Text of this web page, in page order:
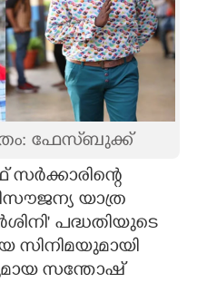
ഫേസ്‌ബുക്ക്
യാത്ര
പദ്ധതിയുടെ
സിനിമയുമായി
സന്തോഷ്